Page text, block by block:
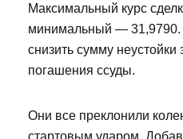
Максимальный курс
минимальный — 31,9790.
снизить сумму
погашения ссуды.
Они все преклонили
стартовым ударом.